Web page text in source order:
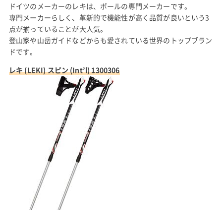
ドイツのメーカーのレキは、ポールの専門メーカーです。
専門メーカーらしく、革新的で機能性が高く品質が良いという3
点が揃っていることが大人気。
登山家や山岳ガイドなどからも愛されている世界のトップブラン
ドです。
レキ (LEKI) スピン (Int’l) 1300306